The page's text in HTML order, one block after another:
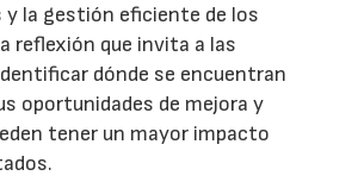
y la gestión eficiente de los
reflexión que invita a las
dónde se encuentran
oportunidades de mejora y
tener un mayor impacto